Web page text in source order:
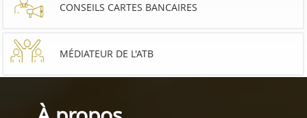
CONSEILS CARTES BANCAIRES
MÉDIATEUR DE L'ATB